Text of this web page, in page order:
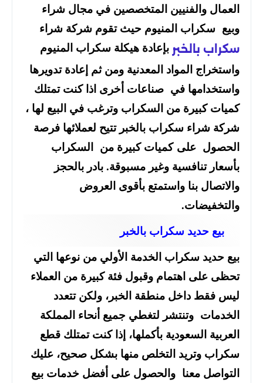
العمال والفنيين المتخصصين في مجال شراء
وبيع سكراب المنيوم حيث تقوم شركة شراء
سكراب بالخبر بإعادة هيكلة سكراب المنيوم
واستخراج المواد المعدنية ومن ثم إعادة تدويرها
واستخدامها في صناعات أخرى اذا كنت تمتلك
كميات كبيرة من السكراب وترغب في البيع لها ،
شركة شراء سكراب بالخبر تتيح لعملائها فرصة
الحصول على كميات كبيرة من السكراب
بأسعار تنافسية وغير مسبوقة. بادر بالحجز
والاتصال بنا واستمتع بأقوى العروض
والتخفيضات.
بيع حديد سكراب بالخبر
بيع حديد سكراب الخدمة الأولي من نوعها التي
تحظى على اهتمام وقبول فئة كبيرة من العملاء
ليس فقط داخل منطقة الخبر، ولكن تتعدد
الخدمات وتنتشر لتغطي جميع أنحاء المملكة
العربية السعودية بأكملها، إذا كنت تمتلك قطع
سكراب وتريد التخلص منها بشكل صحيح، عليك
التواصل معنا والحصول على أفضل خدمات بيع